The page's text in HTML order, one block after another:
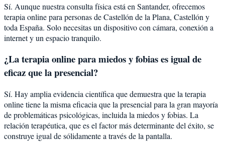
Sí. Aunque nuestra consulta física está en Santander, ofrecemos
terapia online para personas deCastellón de la Plana, Castellón y
toda España. Solo necesitas un dispositivo con cámara, conexión a
internet y un espacio tranquilo.
¿La terapia online paramiedos y fobiases igual de
eficaz que la presencial?
Sí. Hay amplia evidencia científica que demuestra que la terapia
online tiene la misma eficacia que la presencial para la gran mayoría
de problemáticas psicológicas, incluida la miedos y fobias. La
relación terapéutica, que es el factor más determinante del éxito, se
construye igual de sólidamente a través de la pantalla.